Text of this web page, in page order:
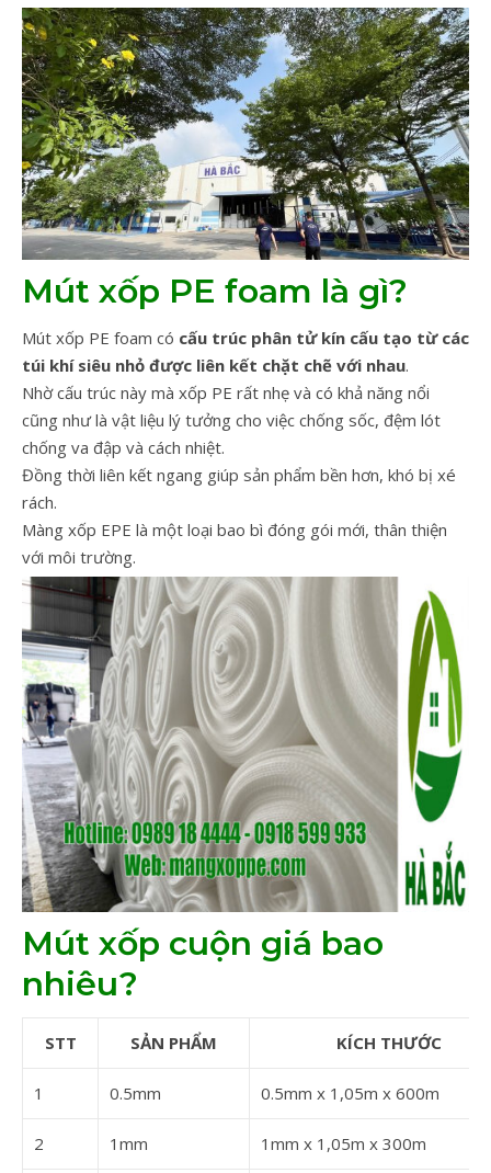
Mút xốp PE foam là gì?
Mút xốp PE foam có cấu trúc phân tử kín cấu tạo từ các
túi khí siêu nhỏ được liên kết chặt chẽ với nhau.
Nhờ cấu trúc này mà xốp PE rất nhẹ và có khả năng nổi
cũng như là vật liệu lý tưởng cho việc chống sốc, đệm lót
chống va đập và cách nhiệt.
Đồng thời liên kết ngang giúp sản phẩm bền hơn, khó bị xé
rách.
Màng xốp EPE là một loại bao bì đóng gói mới, thân thiện
với môi trường.
Mút xốp cuộn giá bao
nhiêu?
STT SẢN PHẨM KÍCH THƯỚC
1 0.5mm 0.5mm x 1,05m x 600m
2 1mm 1mm x 1,05m x 300m